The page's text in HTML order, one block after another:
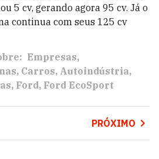
5 cv, gerando agora 95 cv. Já o
continua com seus 125 cv
Empresas
Carros Autoindústria
Ford Ford EcoSport
PRÓXIMO